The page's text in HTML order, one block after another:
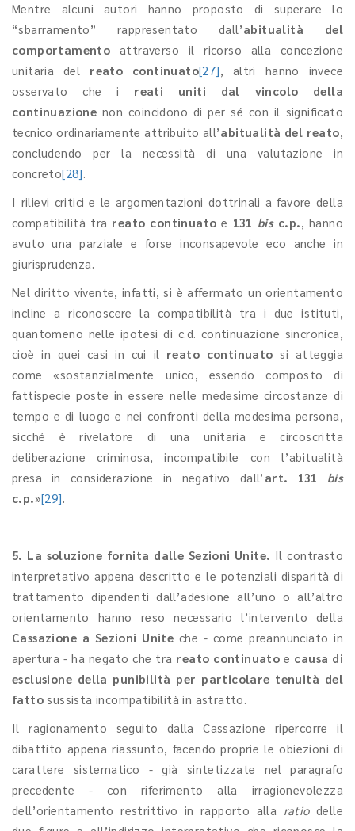
Mentre alcuni autori hanno proposto di superare lo
“sbarramento” rappresentato dall’abitualità del
comportamento attraverso il ricorso alla concezione
unitaria del reato continuato[27], altri hanno invece
osservato che i reati uniti dal vincolo della
continuazione non coincidono di per sé con il significato
tecnico ordinariamente attribuito all’abitualità del reato,
concludendo per la necessità di una valutazione in
concreto[28].
I rilievi critici e le argomentazioni dottrinali a favore della
compatibilità tra reato continuato e 131 bisc.p., hanno
avuto una parziale e forse inconsapevole eco anche in
giurisprudenza.
Nel diritto vivente, infatti, si è affermato un orientamento
incline a riconoscere la compatibilità tra i due istituti,
quantomeno nelle ipotesi di c.d. continuazione sincronica,
cioè in quei casi in cui il reato continuato si atteggia
come «sostanzialmente unico, essendo composto di
fattispecie poste in essere nelle medesime circostanze di
tempo e di luogo e nei confronti della medesima persona,
sicché è rivelatore di una unitaria e circoscritta
deliberazione criminosa, incompatibile con l’abitualità
presa in considerazione in negativo dall’ art. 131 bis
c.p.»[29].
5. La soluzione fornita dalle Sezioni Unite. Il contrasto
interpretativo appena descritto e le potenziali disparità di
trattamento dipendenti dall’adesione all’uno o all’altro
orientamento hanno reso necessario l’intervento della
Cassazione a Sezioni Unite che - come preannunciato in
apertura - ha negato che tra reato continuato e causa di
esclusione della punibilità per particolare tenuità del
fatto sussista incompatibilità in astratto.
Il ragionamento seguito dalla Cassazione ripercorre il
dibattito appena riassunto, facendo proprie le obiezioni di
carattere sistematico - già sintetizzate nel paragrafo
precedente - con riferimento alla irragionevolezza
dell’orientamento restrittivo in rapporto alla ratio delle